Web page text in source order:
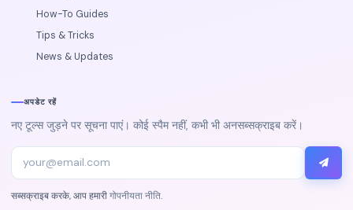
How-To Guides
Tips & Tricks
News & Updates
अपडेट रहें
नए टूल्स जुड़ने पर सूचना पाएं। कोई स्पैम नहीं, कभी भी अनसब्सक्राइब करें।
सब्सक्राइब करके, आप हमारीगोपनीयता नीति.